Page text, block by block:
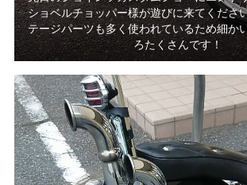
ショベルチョッパー様が遊びに来てくださ
テージパーツも多く使われているため細か
ろたくさんです！